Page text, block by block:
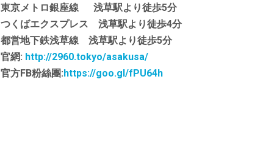
東京メトロ銀座線 浅草駅より徒歩5分
つくばエクスプレス 浅草駅より徒歩4分
都営地下鉄浅草線 浅草駅より徒歩5分
官網: http://2960.tokyo/asakusa/
官方FB粉絲團:https://goo.gl/fPU64h